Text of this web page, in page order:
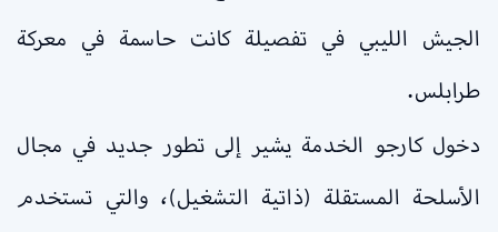
الجيش الليبي في تفصيلة كانت حاسمة في معركة
طرابلس.
دخول كارجو الخدمة يشير إلى تطور جديد في مجال
الأسلحة المستقلة (ذاتية التشغيل)، والتي تستخدم